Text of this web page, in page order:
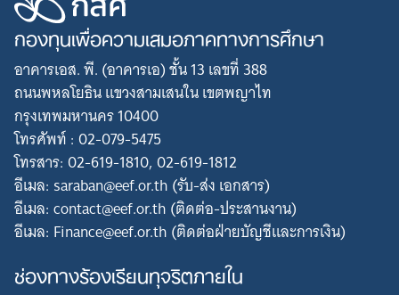
กองทุนเพื่อความเสมอภาคทางการศึกษา
อาคารเอส. พี. (อาคารเอ) ชั้น 13 เลขที่ 388
ถนนพหลโยธิน แขวงสามเสนใน เขตพญาไท
กรุงเทพมหานคร 10400
โทรศัพท์ : 02-079-5475
โทรสาร: 02-619-1810, 02-619-1812
อีเมล: saraban@eef.or.th (รับ-ส่ง เอกสาร)
อีเมล: contact@eef.or.th (ติดต่อ-ประสานงาน)
อีเมล: Finance@eef.or.th (ติดต่อฝ่ายบัญชีและการเงิน)
ช่องทางร้องเรียนทุจริตภายใน